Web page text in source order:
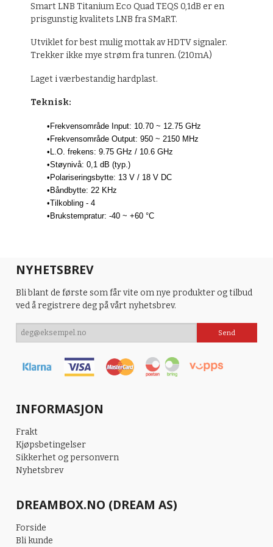
Smart LNB Titanium Eco Quad TEQS 0,1dB er en
prisgunstig kvalitets LNB fra SMaRT.
Utviklet for best mulig mottak av HDTV signaler.
Trekker ikke mye strøm fra tunren. (210mA)
Laget i værbestandig hardplast.
Teknisk:
•Frekvensområde Input: 10.70 ~ 12.75 GHz
•Frekvensområde Output: 950 ~ 2150 MHz
•L.O. frekens: 9.75 GHz / 10.6 GHz
•Støynivå: 0,1 dB (typ.)
•Polariseringsbytte: 13 V / 18 V DC
•Båndbytte: 22 KHz
•Tilkobling - 4
•Brukstempratur: -40 ~ +60 °C
NYHETSBREV
Bli blant de første som får vite om nye produkter og tilbud
ved å registrere deg på vårt nyhetsbrev.
INFORMASJON
Frakt
Kjøpsbetingelser
Sikkerhet og personvern
Nyhetsbrev
DREAMBOX.NO (DREAM AS)
Forside
Bli kunde